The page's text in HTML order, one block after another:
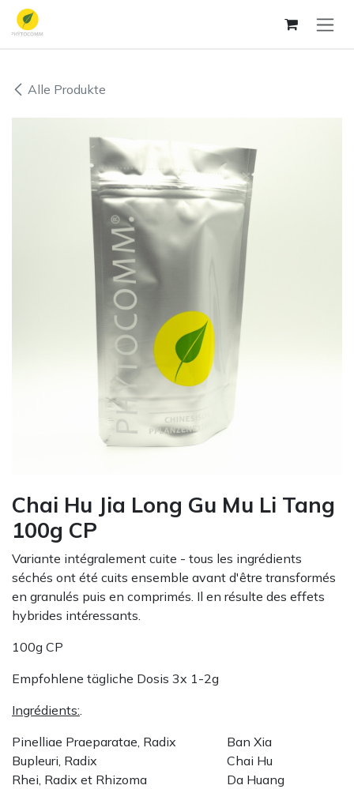
Zum Inhalt springen
Alle Produkte
Chai Hu Jia Long Gu Mu Li Tang
100g CP
Variante intégralement cuite - tous les ingrédients
séchés ont été cuits ensemble avant d'être transformés
en granulés puis en comprimés. Il en résulte des effets
hybrides intéressants.
100g CP
Empfohlene tägliche Dosis 3x 1-2g
Ingrédients:
Pinelliae Praeparatae, Radix
Ban Xia
Bupleuri, Radix
Chai Hu
Rhei, Radix et Rhizoma
Da Huang